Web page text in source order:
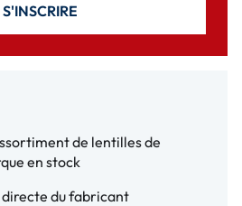
S'INSCRIRE
de lentilles de
en stock
directe du fabricant